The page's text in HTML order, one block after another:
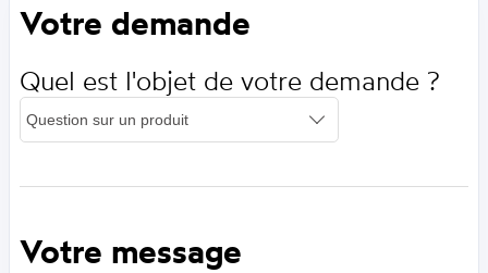
Votre demande
Quel est l'objet de votre demande ?
Votre message